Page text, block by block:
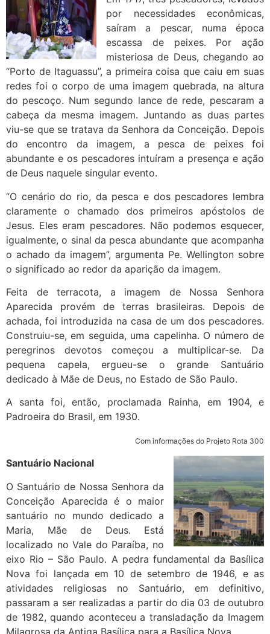
por necessidades econômicas,
saíram a pescar, numa época
escassa de peixes. Por ação
misteriosa de Deus, chegando ao
“Porto de Itaguassu”, a primeira coisa que caiu em suas
redes foi o corpo de uma imagem quebrada, na altura
do pescoço. Num segundo lance de rede, pescaram a
cabeça da mesma imagem. Juntando as duas partes
viu-se que se tratava da Senhora da Conceição. Depois
do encontro da imagem, a pesca de peixes foi
abundante e os pescadores intuíram a presença e ação
de Deus naquele singular evento.
“O cenário do rio, da pesca e dos pescadores lembra
claramente o chamado dos primeiros apóstolos de
Jesus. Eles eram pescadores. Não podemos esquecer,
igualmente, o sinal da pesca abundante que acompanha
o achado da imagem”, argumenta Pe. Wellington sobre
o significado ao redor da aparição da imagem.
Feita de terracota, a imagem de Nossa Senhora
Aparecida provém de terras brasileiras. Depois de
achada, foi introduzida na casa de um dos pescadores.
Construiu-se, em seguida, uma capelinha. O número de
peregrinos devotos começou a multiplicar-se. Da
pequena capela, ergueu-se o grande Santuário
dedicado à Mãe de Deus, no Estado de São Paulo.
A santa foi, então, proclamada Rainha, em 1904, e
Padroeira do Brasil, em 1930.
Com informações do Projeto Rota 300
Santuário Nacional
O Santuário de Nossa Senhora da
Conceição Aparecida é o maior
santuário no mundo dedicado a
Maria, Mãe de Deus. Está
localizado no Vale do Paraíba, no
eixo Rio – São Paulo. A pedra fundamental da Basílica
Nova foi lançada em 10 de setembro de 1946, e as
atividades religiosas no Santuário, em definitivo,
passaram a ser realizadas a partir do dia 03 de outubro
de 1982, quando aconteceu a transladação da Imagem
Milagrosa da Antiga Basílica para a Basílica Nova.